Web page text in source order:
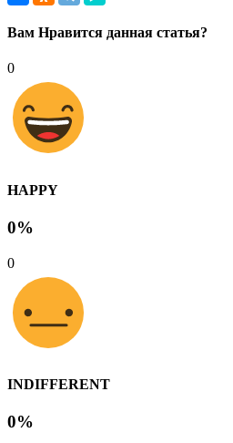
Вам Нравится данная статья?
0
HAPPY
0%
0
INDIFFERENT
0%